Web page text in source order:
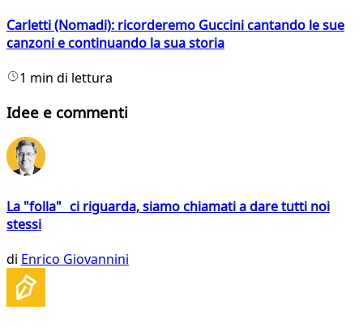
Carletti (Nomadi): ricorderemo Guccini cantando le sue
canzoni e continuando la sua storia
1 min di lettura
Idee e commenti
La "folla" ci riguarda, siamo chiamati a dare tutti noi
stessi
di Enrico Giovannini